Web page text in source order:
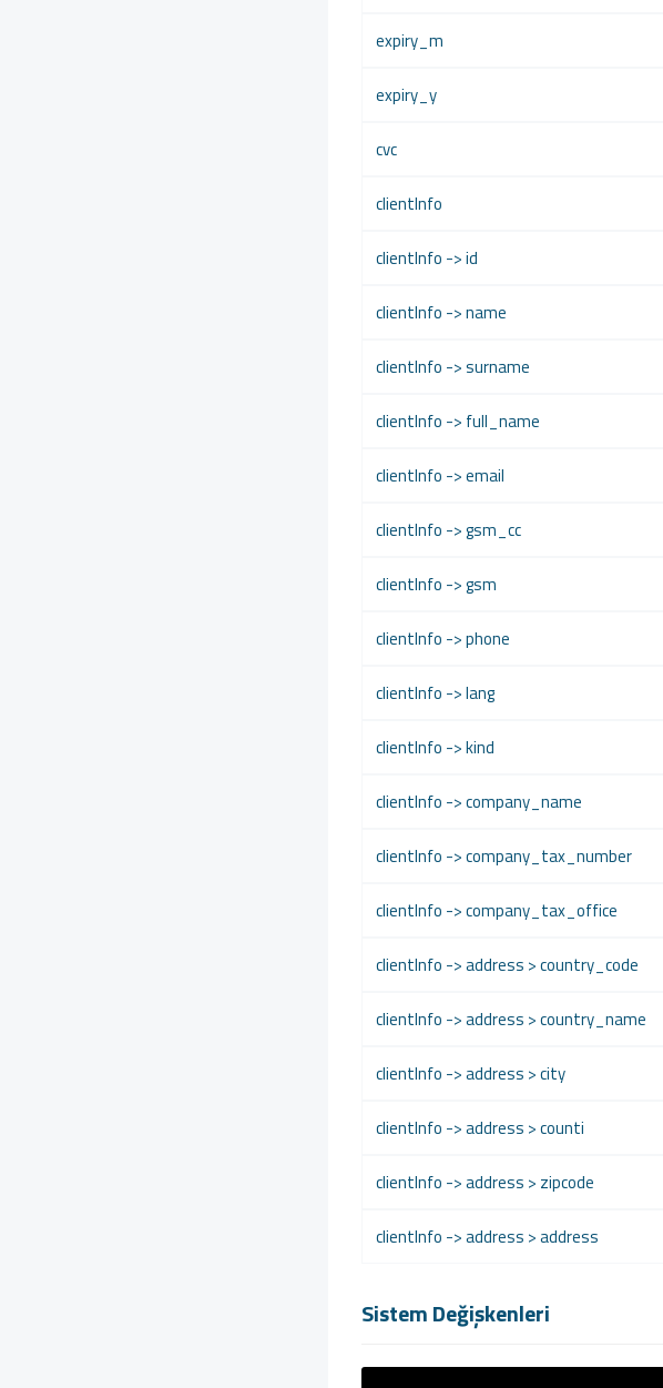
expiry_m
expiry_y
cvc
clientInfo
clientInfo -> id
clientInfo -> name
clientInfo -> surname
clientInfo -> full_name
clientInfo -> email
clientInfo -> gsm_cc
clientInfo -> gsm
clientInfo -> phone
clientInfo -> lang
clientInfo -> kind
clientInfo -> company_name
clientInfo -> company_tax_number
clientInfo -> company_tax_office
clientInfo -> address > country_code
clientInfo -> address > country_name
clientInfo -> address > city
clientInfo -> address > counti
clientInfo -> address > zipcode
clientInfo -> address > address
Sistem Değişkenleri